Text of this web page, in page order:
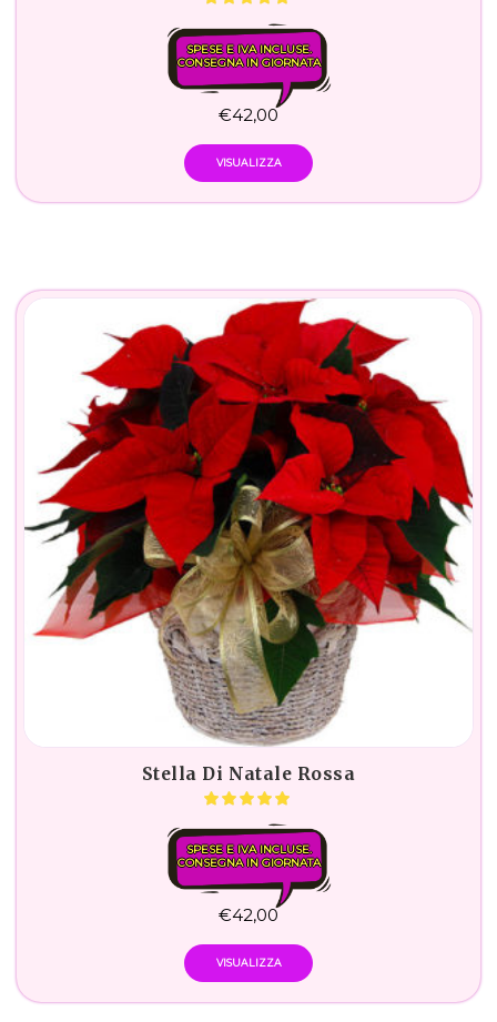
SPESE E IVA INCLUSE.
CONSEGNA IN GIORNATA
€42,00
VISUALIZZA
Stella Di Natale Rossa
SPESE E IVA INCLUSE.
CONSEGNA IN GIORNATA
€42,00
VISUALIZZA